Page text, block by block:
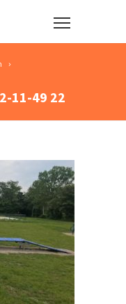
11-49 22